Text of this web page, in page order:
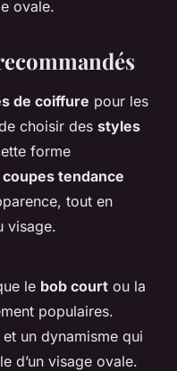
ovale.
de coiffure pour les
choisir des styles
forme
coupes tendance
tout en
visage.
le bob court ou la
populaires.
un dynamisme qui
d’un visage ovale.